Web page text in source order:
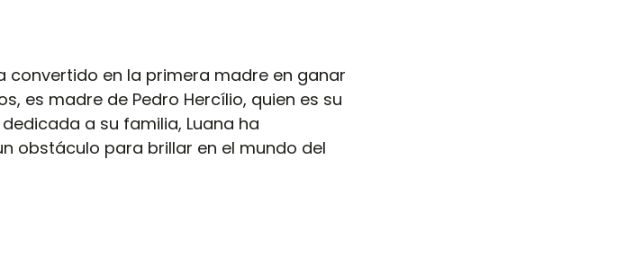
convertido en la primera madre en ganar
es madre de Pedro Hercílio, quien es su
a su familia, Luana ha
obstáculo para brillar en el mundo del